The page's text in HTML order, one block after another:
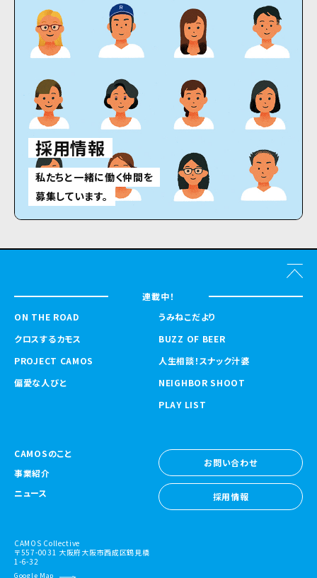
採用情報
私たちと一緒に働く仲間を
募集しています。
連載中！
ON THE ROAD
クロスするカモス
PROJECT CAMOS
偏愛な人びと
うみねこだより
BUZZ OF BEER
人生相談！スナック汁婆
NEIGHBOR SHOOT
PLAY LIST
CAMOSのこと
事業紹介
ニュース
お問い合わせ
お問い合わせ
採用情報
CAMOS Collective
〒557-0031 大阪府大阪市西成区鶴見橋
1-6-32
Google Map